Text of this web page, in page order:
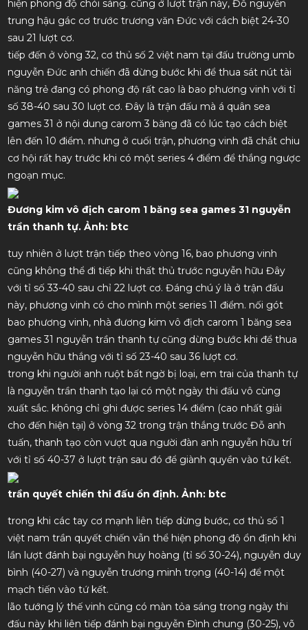
hiện phong độ chói sáng. cũng ở lượt trận này, Đỗ nguyễn
trung hậu gác cơ trước trương văn Đức với cách biệt 24-30
sau 21 lượt cơ.
tiếp đến ở vòng 32, cơ thủ số 2 việt nam tại đấu trường umb
nguyễn Đức anh chiến đã dừng bước khi để thua sát nút tài
năng trẻ đang có phong độ rất cao là bao phương vinh với tỉ
số 38-40 sau 30 lượt cơ. Đây là trận đấu mà á quân sea
games 31 ở nội dung carom 3 băng đã có lúc tạo cách biệt
lên đến 10 điểm. nhưng ở cuối trận, phương vinh đã chắt chiu
cơ hội rất hay trước khi có một series 4 điểm để thắng ngược
ngoạn mục.
Đương kim vô địch carom 1 băng sea games 31 nguyễn
trần thanh tự. Ảnh: btc
tuy nhiên ở lượt trận tiếp theo vòng 16, bao phương vinh
cũng không thể đi tiếp khi thất thủ trước nguyễn hữu Đây
với tỉ số 33-40 sau chỉ 22 lượt cơ. Đáng chú ý là ở trận đấu
này, phương vinh có cho mình một series 11 điểm. nối gót
bao phương vinh, nhà đương kim vô địch carom 1 băng sea
games 31 nguyễn trần thanh tự cũng dừng bước khi để thua
nguyễn hữu thắng với tỉ số 23-40 sau 36 lượt cơ.
trong khi người anh ruột bất ngờ bị loại, em trai của thanh tự
là nguyễn trần thanh tạo lại có một ngày thi đấu vô cùng
xuất sắc. không chỉ ghi được series 14 điểm (cao nhất giải
cho đến hiện tại) ở vòng 32 trong trận thắng trước Đỗ anh
tuấn, thanh tạo còn vượt qua người đàn anh nguyễn hữu trí
với tỉ số 40-37 ở lượt trận sau đó để giành quyền vào tứ kết.
trần quyết chiến thi đấu ổn định. Ảnh: btc
trong khi các tay cơ mạnh liên tiếp dừng bước, cơ thủ số 1
việt nam trần quyết chiến vẫn thể hiện phong độ ổn định khi
lần lượt đánh bại nguyễn huy hoàng (tỉ số 30-24), nguyễn duy
bình (40-27) và nguyễn trương minh trọng (40-14) để một
mạch tiến vào tứ kết.
lão tướng lý thế vinh cũng có màn tỏa sáng trong ngày thi
đấu này khi liên tiếp đánh bại nguyễn Đình chung (30-25), võ